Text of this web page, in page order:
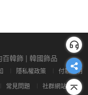
韓飾 | 韓國飾品
隱私權政策
付款說明
常見問題 社群網站